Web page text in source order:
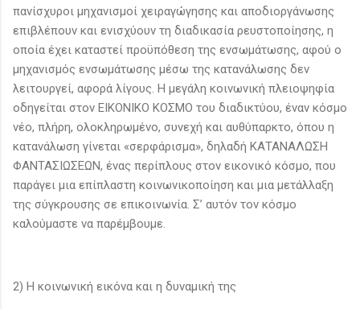
πανίσχυροι μηχανισμοί χειραγώγησης και αποδιοργάνωσης
επιβλέπουν και ενισχύουν τη διαδικασία ρευστοποίησης, η
οποία έχει καταστεί προϋπόθεση της ενσωμάτωσης, αφού ο
μηχανισμός ενσωμάτωσης μέσω της κατανάλωσης δεν
λειτουργεί, αφορά λίγους. Η μεγάλη κοινωνική πλειοψηφία
οδηγείται στον ΕΙΚΟΝΙΚΟ ΚΟΣΜΟ του διαδικτύου, έναν κόσμο
νέο, πλήρη, ολοκληρωμένο, συνεχή και αυθύπαρκτο, όπου η
κατανάλωση γίνεται «σερφάρισμα», δηλαδή ΚΑΤΑΝΑΛΩΣΗ
ΦΑΝΤΑΣΙΩΣΕΩΝ, ένας περίπλους στον εικονικό κόσμο, που
παράγει μια επίπλαστη κοινωνικοποίηση και μια μετάλλαξη
της σύγκρουσης σε επικοινωνία. Σ’ αυτόν τον κόσμο
καλούμαστε να παρέμβουμε.
2) Η κοινωνική εικόνα και η δυναμική της